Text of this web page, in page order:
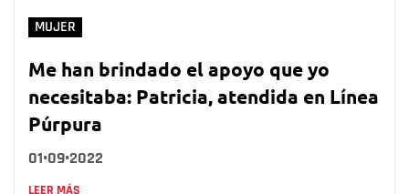
MUJER
Me han brindado el apoyo que yo
necesitaba: Patricia, atendida en Línea
Púrpura
01•09•2022
LEER MÁS